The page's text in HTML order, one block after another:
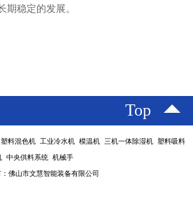
期稳定的发展。
Top
料混色机 工业冷水机 模温机 三机一体除湿机 塑料吸料
中央供料系统 机械手
：佛山市文慧智能装备有限公司